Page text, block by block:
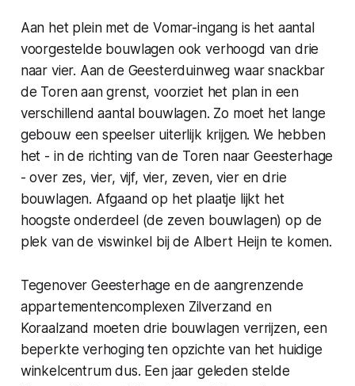
Aan het plein met de Vomar-ingang is het aantal
voorgestelde bouwlagen ook verhoogd van drie
naar vier. Aan de Geesterduinweg waar snackbar
de Toren aan grenst, voorziet het plan in een
verschillend aantal bouwlagen. Zo moet het lange
gebouw een speelser uiterlijk krijgen. We hebben
het - in de richting van de Toren naar Geesterhage
- over zes, vier, vijf, vier, zeven, vier en drie
bouwlagen. Afgaand op het plaatje lijkt het
hoogste onderdeel (de zeven bouwlagen) op de
plek van de viswinkel bij de Albert Heijn te komen.
Tegenover Geesterhage en de aangrenzende
appartementencomplexen Zilverzand en
Koraalzand moeten drie bouwlagen verrijzen, een
beperkte verhoging ten opzichte van het huidige
winkelcentrum dus. Een jaar geleden stelde